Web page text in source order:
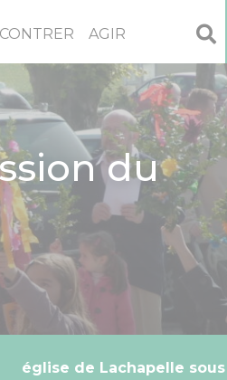
AGIR
du
église de Lachapelle